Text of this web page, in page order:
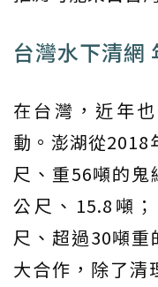
台灣水下清網
在台灣，近年
動。澎湖從2018
尺、重56噸的
公尺、15.8噸
尺、超過30噸
大合作，除了清